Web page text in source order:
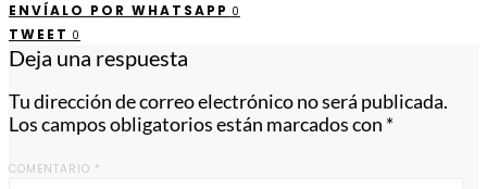
ENVÍALO POR WHATSAPP 0
TWEET 0
Deja una respuesta
Tu dirección de correo electrónico no será publicada.
Los campos obligatorios están marcados con *
COMENTARIO *